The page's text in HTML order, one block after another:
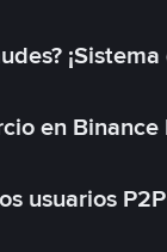
en Binance
usuarios P2P